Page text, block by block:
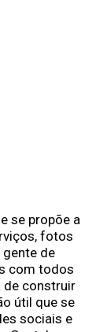
se propõe a
fotos
gente de
com todos
de construir
útil que se
sociais e